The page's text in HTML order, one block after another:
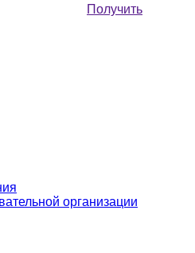
Получить
организации